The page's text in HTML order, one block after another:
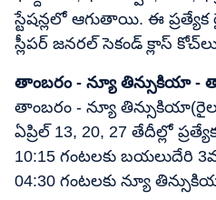
స్టేషన్లలో ఆగుతాయి. ఈ ప్రత్యేక
స్లీపర్ జనరల్ సెకండ్ క్లాస్
తాంబరం - న్యూ తిన్సుకియా -
తాంబరం - న్యూ
ఏప్రిల్ 13, 20, 27 తేదీల్లో
10:15 గంటలకు బయలుదేరి
04:30 గంటలకు న్యూ